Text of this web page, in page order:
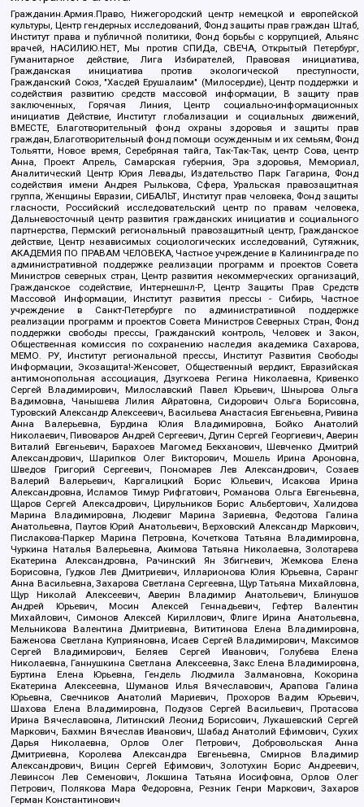
Гражданин.Армия.Право, Нижегородский центр немецкой и европейской
культуры, Центр гендерных исследований, Фонд защиты прав граждан Штаб,
Институт права и публичной политики, Фонд борьбы с коррупцией, Альянс
врачей, НАСИЛИЮ.НЕТ, Мы против СПИДа, СВЕЧА, Открытый Петербург,
Гуманитарное действие, Лига Избирателей, Правовая инициатива,
Гражданская инициатива против экологической преступности,
Гражданский Союз, "Хасдей Ерушалаим" (Милосердие), Центр поддержки и
содействия развитию средств массовой информации, В защиту прав
заключенных, Горячая Линия, Центр социально-информационных
инициатив Действие, Институт глобализации и социальных движений,
ВМЕСТЕ, Благотворительный фонд охраны здоровья и защиты прав
граждан, Благотворительный фонд помощи осужденным и их семьям, Фонд
Тольятти, Новое время, Серебряная тайга, Так-Так-Так, центр Сова, центр
Анна, Проект Апрель, Самарская губерния, Эра здоровья, Мемориал,
Аналитический Центр Юрия Левады, Издательство Парк Гагарина, Фонд
содействия имени Андрея Рылькова, Сфера, Уральская правозащитная
группа, Женщины Евразии, СИБАЛЬТ, Институт прав человека, Фонд защиты
гласности, Российский исследовательский центр по правам человека,
Дальневосточный центр развития гражданских инициатив и социального
партнерства, Пермский региональный правозащитный центр, Гражданское
действие, Центр независимых социологических исследований, Сутяжник,
АКАДЕМИЯ ПО ПРАВАМ ЧЕЛОВЕКА, Частное учреждение в Калининграде по
административной поддержке реализации программ и проектов Совета
Министров северных стран, Центр развития некоммерческих организаций,
Гражданское содействие, Интернешнл-Р, Центр Защиты Прав Средств
Массовой Информации, Институт развития прессы - Сибирь, Частное
учреждение в Санкт-Петербурге по административной поддержке
реализации программ и проектов Совета Министров Северных Стран, Фонд
поддержки свободы прессы, Гражданский контроль, Человек и Закон,
Общественная комиссия по сохранению наследия академика Сахарова,
МЕМО. РУ, Институт региональной прессы, Институт Развития Свободы
Информации, Экозащита!-Женсовет, Общественный вердикт, Евразийская
антимонопольная ассоциация, Дзугкоева Регина Николаевна, Кривенко
Сергей Владимирович, Милославский Павел Юрьевич, Шнырова Ольга
Вадимовна, Чанышева Лилия Айратовна, Сидорович Ольга Борисовна,
Туровский Александр Алексеевич, Васильева Анастасия Евгеньевна, Ривина
Анна Валерьевна, Бурдина Юлия Владимировна, Бойко Анатолий
Николаевич, Пивоваров Андрей Сергеевич, Дугин Сергей Георгиевич, Аверин
Виталий Евгеньевич, Барахоев Магомед Бекханович, Шевченко Дмитрий
Александрович, Шарипков Олег Викторович, Мошель Ирина Ароновна,
Шведов Григорий Сергеевич, Пономарев Лев Александрович, Созаев
Валерий Валерьевич, Каргалицкий Борис Юльевич, Исакова Ирина
Александровна, Исламов Тимур Рифгатович, Романова Ольга Евгеньевна,
Щаров Сергей Алексадрович, Цирульников Борис Альбертович, Халидова
Марина Владимировна, Людевиг Марина Зариевна, Федотова Галина
Анатольевна, Паутов Юрий Анатольевич, Верховский Александр Маркович,
Пислакова-Паркер Марина Петровна, Кочеткова Татьяна Владимировна,
Чуркина Наталья Валерьевна, Акимова Татьяна Николаевна, Золотарева
Екатерина Александровна, Рачинский Ян Збигневич, Жемкова Елена
Борисовна, Гудков Лев Дмитриевич, Илларионова Юлия Юрьевна, Саранг
Анна Васильевна, Захарова Светлана Сергеевна, Щур Татьяна Михайловна,
Щур Николай Алексеевич, Аверин Владимир Анатольевич, Блинушов
Андрей Юрьевич, Мосин Алексей Геннадьевич, Гефтер Валентин
Михайлович, Симонов Алексей Кириллович, Флиге Ирина Анатольевна,
Мельникова Валентина Дмитриевна, Вититинова Елена Владимировна,
Баженова Светлана Куприяновна, Исаев Сергей Владимирович, Максимов
Сергей Владимирович, Беляев Сергей Иванович, Голубева Елена
Николаевна, Ганнушкина Светлана Алексеевна, Закс Елена Владимировна,
Буртина Елена Юрьевна, Гендель Людмила Залмановна, Кокорина
Екатерина Алексеевна, Шуманов Илья Вячеславович, Арапова Галина
Юрьевна, Свечников Анатолий Мариевич, Прохоров Вадим Юрьевич,
Шахова Елена Владимировна, Подузов Сергей Васильевич, Протасова
Ирина Вячеславовна, Литинский Леонид Борисович, Лукашевский Сергей
Маркович, Бахмин Вячеслав Иванович, Шабад Анатолий Ефимович, Сухих
Дарья Николаевна, Орлов Олег Петрович, Добровольская Анна
Дмитриевна, Королева Александра Евгеньевна, Смирнов Владимир
Александрович, Вицин Сергей Ефимович, Золотухин Борис Андреевич,
Левинсон Лев Семенович, Локшина Татьяна Иосифовна, Орлов Олег
Петрович, Полякова Мара Федоровна, Резник Генри Маркович, Захаров
Герман Константинович